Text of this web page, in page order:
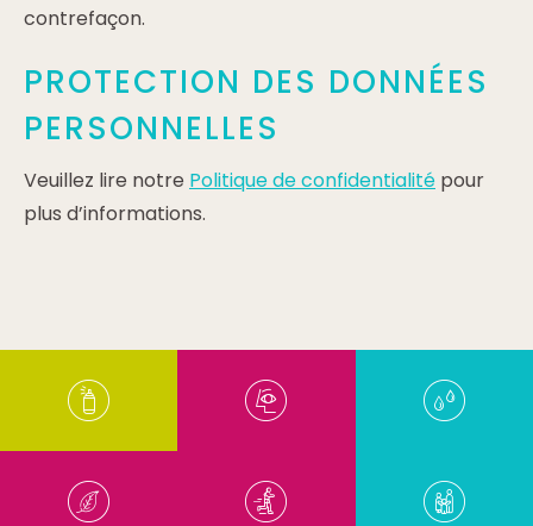
contrefaçon.
PROTECTION DES DONNÉES
PERSONNELLES
Veuillez lire notre Politique de confidentialité pour
plus d’informations.